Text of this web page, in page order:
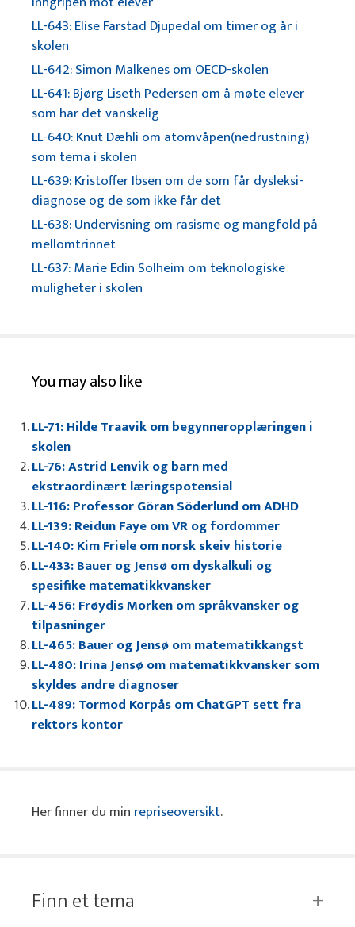
LL-643: Elise Farstad Djupedal om timer og år i
skolen
LL-642: Simon Malkenes om OECD-skolen
LL-641: Bjørg Liseth Pedersen om å møte elever
som har det vanskelig
LL-640: Knut Dæhli om atomvåpen(nedrustning)
som tema i skolen
LL-639: Kristoffer Ibsen om de som får dysleksi-
diagnose og de som ikke får det
LL-638: Undervisning om rasisme og mangfold på
mellomtrinnet
LL-637: Marie Edin Solheim om teknologiske
muligheter i skolen
You may also like
LL-71: Hilde Traavik om begynneropplæringen i
skolen
LL-76: Astrid Lenvik og barn med
ekstraordinært læringspotensial
LL-116: Professor Göran Söderlund om ADHD
LL-139: Reidun Faye om VR og fordommer
LL-140: Kim Friele om norsk skeiv historie
LL-433: Bauer og Jensø om dyskalkuli og
spesifike matematikkvansker
LL-456: Frøydis Morken om språkvansker og
tilpasninger
LL-465: Bauer og Jensø om matematikkangst
LL-480: Irina Jensø om matematikkvansker som
skyldes andre diagnoser
LL-489: Tormod Korpås om ChatGPT sett fra
rektors kontor
Her finner du min repriseoversikt.
Finn et tema